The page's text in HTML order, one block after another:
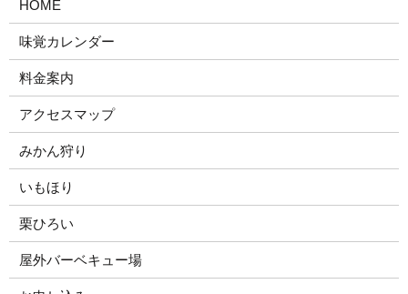
HOME
味覚カレンダー
料金案内
アクセスマップ
みかん狩り
いもほり
栗ひろい
屋外バーベキュー場